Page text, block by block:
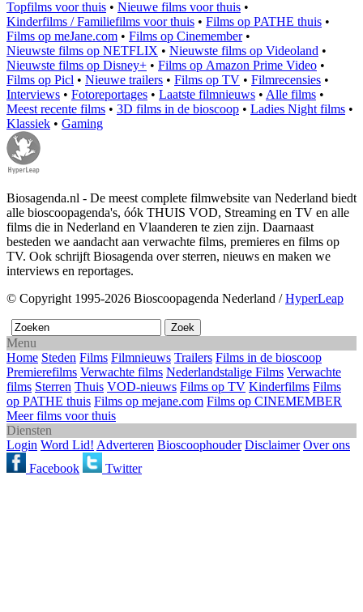
Topfilms voor thuis • Nieuwe films voor thuis •
Kinderfilms / Familiefilms voor thuis • Films op PATHE thuis •
Films op meJane.com • Films op Cinemember•
Nieuwste films op NETFLIX • Nieuwste films op Videoland •
Nieuwste films op Disney+ • Films op Amazon Prime Video •
Films op Picl • Nieuwe trailers • Films op TV • Filmrecensies •
Interviews • Fotoreportages • Laatste filmnieuws • Alle films •
Meest recente films • 3D films in de bioscoop • Ladies Night films •
Klassiek • Gaming
Biosagenda.nl - De meest complete filmwebsite van Nederland biedt
alle bioscoopagenda's, óók THUIS VOD, Streaming en TV en alle
films die in Nederland en Vlaanderen te zien zijn. Daarnaast
besteden we aandacht aan verwachte films, premieres en films op
TV. Ook schrijft Biosagenda over sterren, nieuws en maken we
interviews en reportages.
© Copyright 1995-2026 Bioscoopagenda Nederland /HyperLeap
Menu
Home Steden Films Filmnieuws Trailers Films in de bioscoop
Premierefilms Verwachte films Nederlandstalige Films Verwachte
films Sterren Thuis VOD-nieuws Films op TV Kinderfilms Films
op PATHE thuis Films op mejane.com Films op CINEMEMBER
Meer films voor thuis
Diensten
Login Word Lid! Adverteren Bioscoophouder Disclaimer Over ons
Facebook
Twitter